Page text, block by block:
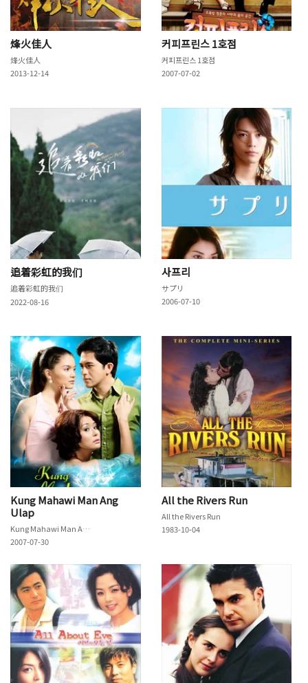
烽火佳人
烽火佳人
2013-12-14
커피프린스 1호점
커피프린스 1호점
2007-07-02
追着彩虹的我们
追着彩虹的我们
2022-08-16
사프리
サプリ
2006-07-10
Kung Mahawi Man Ang
Ulap
Kung Mahawi Man Ang Ulap
2007-07-30
All the Rivers Run
All the Rivers Run
1983-10-04